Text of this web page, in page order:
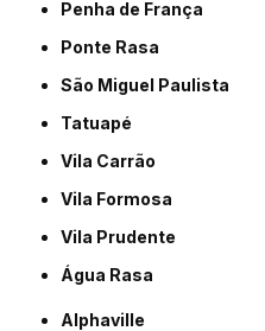
Penha de França
Ponte Rasa
São Miguel Paulista
Tatuapé
Vila Carrão
Vila Formosa
Vila Prudente
Água Rasa
Alphaville